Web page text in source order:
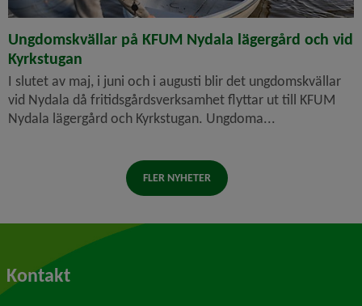
Ungdomskvällar på KFUM Nydala lägergård och vid
Kyrkstugan
I slutet av maj, i juni och i augusti blir det ungdomskvällar
vid Nydala då fritidsgårdsverksamhet flyttar ut till KFUM
Nydala lägergård och Kyrkstugan. Ungdoma...
FLER NYHETER
Kontakt